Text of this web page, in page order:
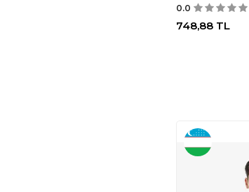
0.0
748,88TL